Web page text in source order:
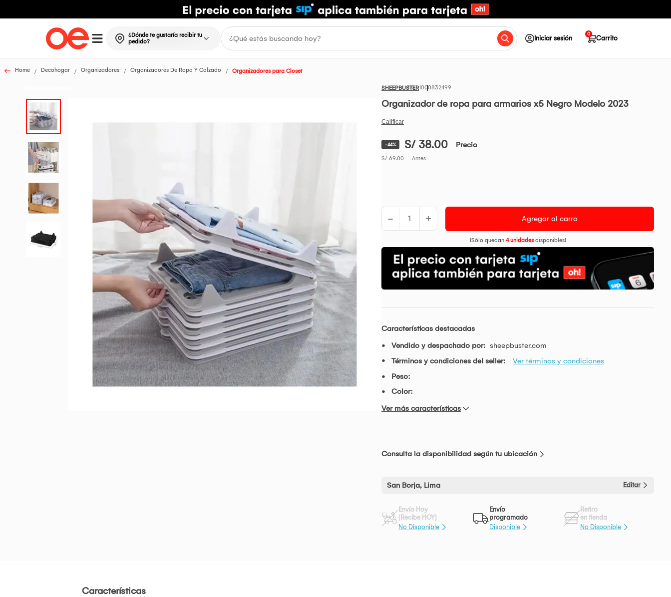
¿Dónde te gustaría recibir tu
pedido?
Iniciar sesión Carrito
0
Home Decohogar Organizadores Organizadores De Ropa Y Calzado Organizadores para Closet
SHEEPBUSTER1000832499
Organizador de ropa para armarios x5 Negro Modelo 2023
-44% S/ 38.00 Precio
S/ 69.00 Antes
- + Agregar al carro
¡Sólo quedan 4 unidadesdisponibles!
Características destacadas
Vendido y despachado por: sheepbuster.com
Términos y condiciones del seller:
Ver términos y condiciones
Peso:
Color:
Ver más características
Consulta la disponibilidad según tu ubicación
San Borja, Lima Editar
Envío Hoy
(Recibe HOY)
No Disponible
Envío
programado
Disponible
Retiro
en tienda
No Disponible
Características